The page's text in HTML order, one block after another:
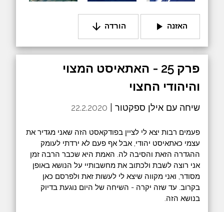
האזנה play_arrow הורדה arrow_downward
פרק 25 - האתאיסט המצוי
והיהודי החצוי
שיחה עם אילן ספקטור | 22.2.2020
פעמים רבות יצא לי לציין בפודקאסט הזה שאני מגדיר את
עצמי כאתאיסט יהודי, אבל אף פעם לא ירדתי לעומק
ההגדרה הזאת והסיבה לה. האמת היא שכבר הרבה זמן
אני רוצה לשבת ולכתוב את מחשבותיי על הנושא באופן
מסודר, ואני מקווה שיצא לי לעשות זאת ולפרסם כאן
בקרוב. עד שזה יקרה - השיחה של היום נוגעת בדיוק
בנושא הזה.